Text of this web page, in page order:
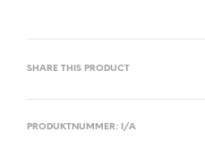
SHARE THIS PRODUCT
PRODUKTNUMMER:
I/A